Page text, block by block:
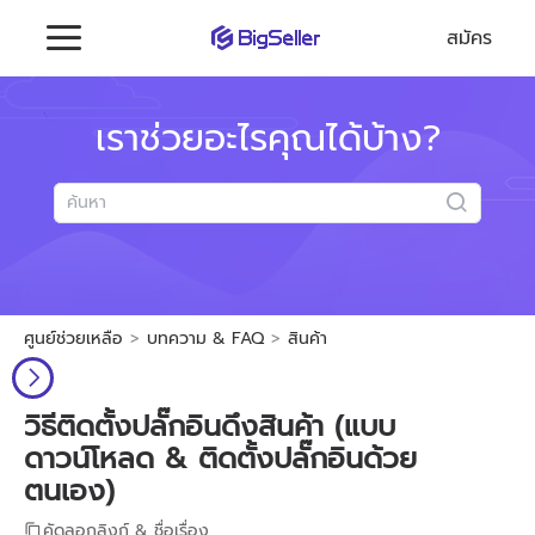
สมัคร
เราช่วยอะไรคุณได้บ้าง?
ศูนย์ช่วยเหลือ บทความ & FAQ สินค้า
วิธีติดตั้งปลั๊กอินดึงสินค้า (แบบ
ดาวน์โหลด & ติดตั้งปลั๊กอินด้วย
ตนเอง)